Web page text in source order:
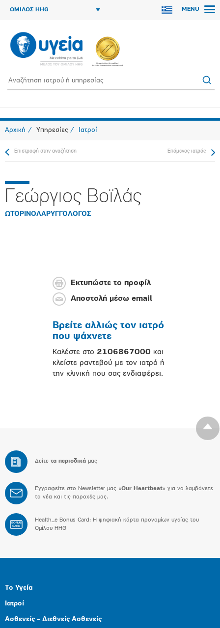
ΟΜΙΛΟΣ HHG MENU
Αρχική Υπηρεσίες Ιατροί
Επιστροφή στην αναζήτηση Επόμενος ιατρός
Γεώργιος Βοϊλάς
ΩΤΟΡΙΝΟΛΑΡΥΓΓΟΛΟΓΟΣ
Εκτυπώστε το προφίλ
Αποστολή μέσω email
Βρείτε αλλιώς τον ιατρό
που ψάχνετε
Καλέστε στο 2106867000 και
κλείστε ραντεβού με τον ιατρό ή
την κλινική που σας ενδιαφέρει.
Δείτε τα περιοδικά μας
Εγγραφείτε στο Newsletter μας «Our Heartbeat» για να λαμβάνετε
τα νέα και τις παροχές μας.
BONUS
CARD
Health_e Bonus Card: H ψηφιακή κάρτα προνομίων υγείας του
Ομίλου HHG
Το Υγεία
Ιατροί
Ασθενείς – Διεθνείς Ασθενείς